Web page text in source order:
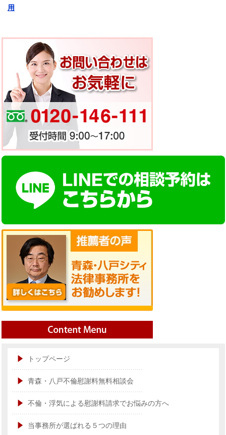
用
トップページ
青森・八戸不倫慰謝料無料相談会
不倫・浮気による慰謝料請求でお悩みの方へ
当事務所が選ばれる５つの理由